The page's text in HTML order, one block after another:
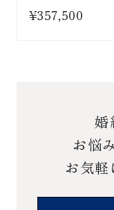
¥357,500
婚
お悩
お気軽